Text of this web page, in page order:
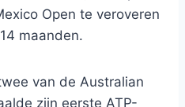
Open te veroveren
maanden.
van de Australian
zijn eerste ATP-